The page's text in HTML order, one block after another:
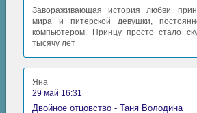
Завораживающая история любви
мира и питерской девушки,
компьютером. Принцу просто стало
тысячу лет
Яна
29 май 16:31
Двойное отцовство - Таня Володина